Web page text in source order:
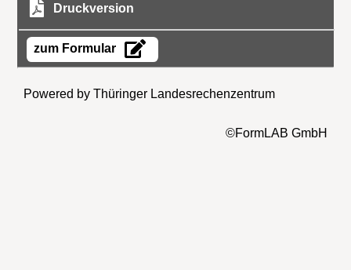
Druckversion
zum Formular
Powered by Thüringer Landesrechenzentrum
©FormLAB GmbH